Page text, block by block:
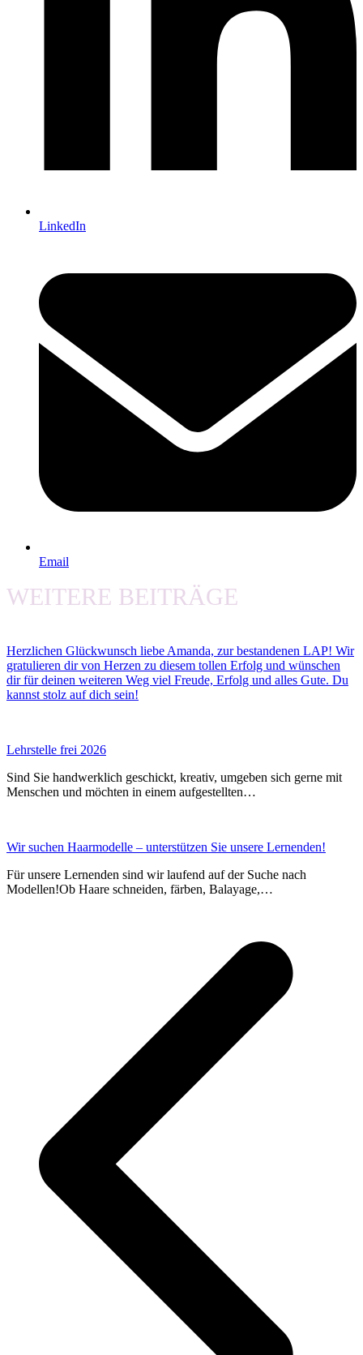
LinkedIn
Email
WEITERE BEITRÄGE
Herzlichen Glückwunsch liebe Amanda, zur bestandenen LAP! Wir
gratulieren dir von Herzen zu diesem tollen Erfolg und wünschen
dir für deinen weiteren Weg viel Freude, Erfolg und alles Gute. Du
kannst stolz auf dich sein!
Lehrstelle frei 2026
Sind Sie handwerklich geschickt, kreativ, umgeben sich gerne mit
Menschen und möchten in einem aufgestellten…
Wir suchen Haarmodelle – unterstützen Sie unsere Lernenden!
Für unsere Lernenden sind wir laufend auf der Suche nach
Modellen!Ob Haare schneiden, färben, Balayage,…